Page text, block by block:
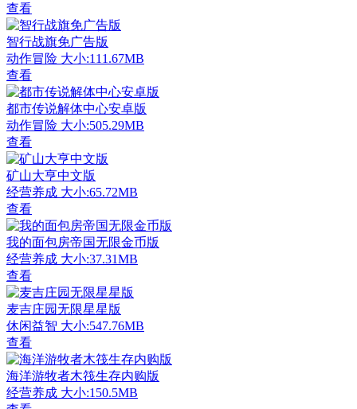
查看
智行战旗免广告版
动作冒险 大小:111.67MB
查看
都市传说解体中心安卓版
动作冒险 大小:505.29MB
查看
矿山大亨中文版
经营养成 大小:65.72MB
查看
我的面包房帝国无限金币版
经营养成 大小:37.31MB
查看
麦吉庄园无限星星版
休闲益智 大小:547.76MB
查看
海洋游牧者木筏生存内购版
经营养成 大小:150.5MB